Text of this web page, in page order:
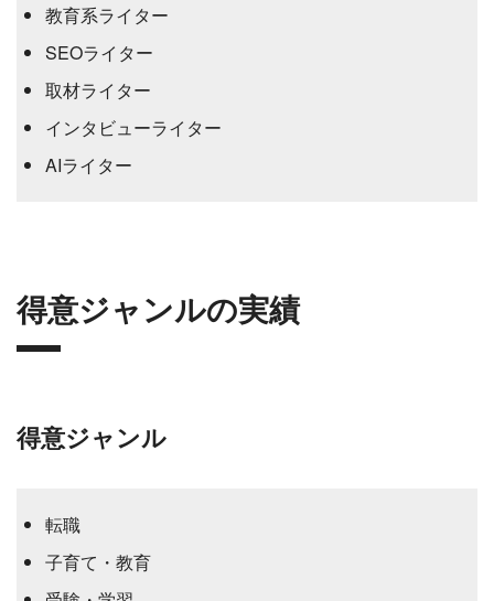
教育系ライター
SEOライター
取材ライター
インタビューライター
AIライター
得意ジャンルの実績
得意ジャンル
転職
子育て・教育